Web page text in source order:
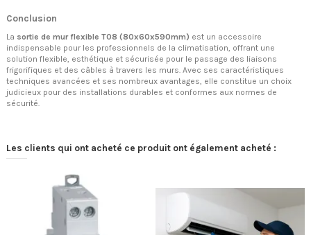
Conclusion
La sortie de mur flexible T08 (80x60x590mm) est un accessoire
indispensable pour les professionnels de la climatisation, offrant une
solution flexible, esthétique et sécurisée pour le passage des liaisons
frigorifiques et des câbles à travers les murs. Avec ses caractéristiques
techniques avancées et ses nombreux avantages, elle constitue un choix
judicieux pour des installations durables et conformes aux normes de
sécurité.
Les clients qui ont acheté ce produit ont également acheté :